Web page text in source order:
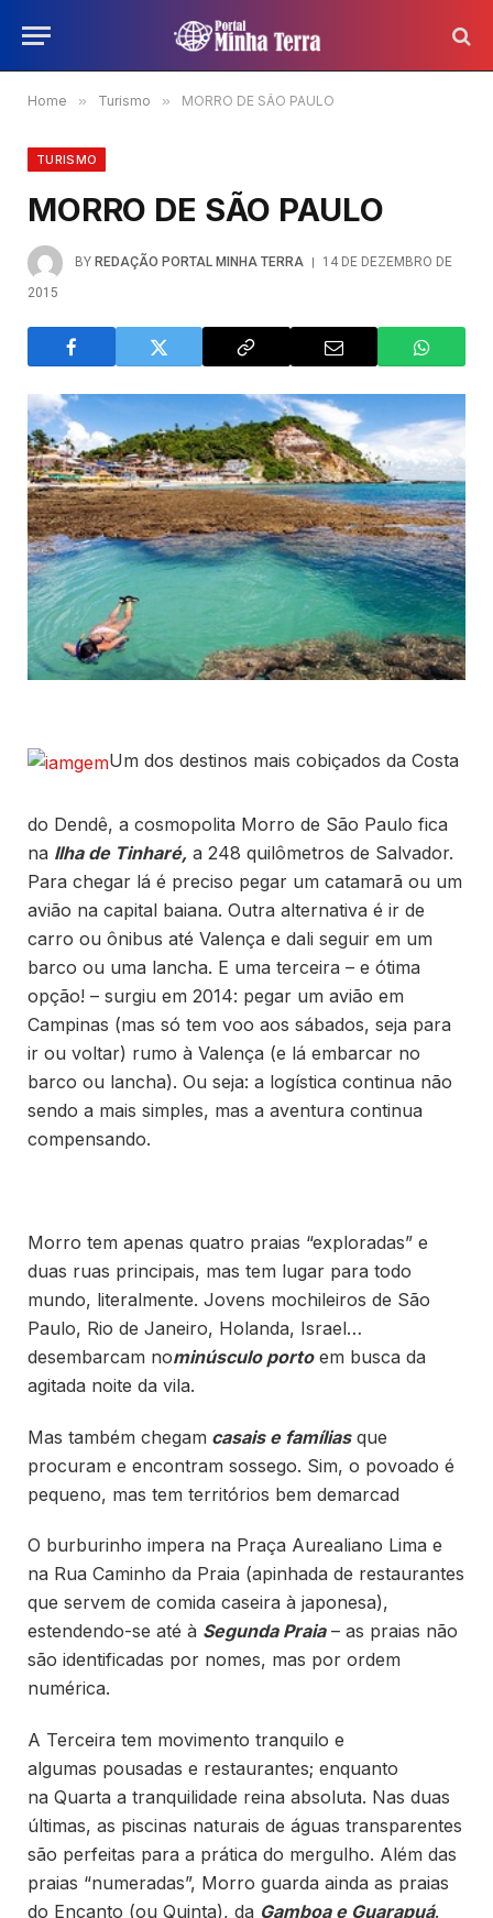
Home » Turismo » MORRO DE SÃO PAULO
TURISMO
MORRO DE SÃO PAULO
BY REDAÇÃO PORTAL MINHA TERRA
14 DE DEZEMBRO DE
2015
Um dos destinos mais cobiçados da Costa
do Dendê, a cosmopolita Morro de São Paulo fica
na Ilha de Tinharé, a 248 quilômetros de Salvador.
Para chegar lá é preciso pegar um catamarã ou um
avião na capital baiana. Outra alternativa é ir de
carro ou ônibus até Valença e dali seguir em um
barco ou uma lancha. E uma terceira – e ótima
opção! – surgiu em 2014: pegar um avião em
Campinas (mas só tem voo aos sábados, seja para
ir ou voltar) rumo à Valença (e lá embarcar no
barco ou lancha). Ou seja: a logística continua não
sendo a mais simples, mas a aventura continua
compensando.
Morro tem apenas quatro praias “exploradas” e
duas ruas principais, mas tem lugar para todo
mundo, literalmente. Jovens mochileiros de São
Paulo, Rio de Janeiro, Holanda, Israel…
desembarcam nominúsculo portoem busca da
agitada noite da vila.
Mas também chegam casais e famíliasque
procuram e encontram sossego. Sim, o povoado é
pequeno, mas tem territórios bem demarcad
O burburinho impera na Praça Aurealiano Lima e
na Rua Caminho da Praia (apinhada de restaurantes
que servem de comida caseira à japonesa),
estendendo-se até à Segunda Praia– as praias não
são identificadas por nomes, mas por ordem
numérica.
A Terceira tem movimento tranquilo e
algumas pousadas e restaurantes; enquanto
na Quarta a tranquilidade reina absoluta. Nas duas
últimas, as piscinas naturais de águas transparentes
são perfeitas para a prática do mergulho. Além das
praias “numeradas”, Morro guarda ainda as praias
do Encanto (ou Quinta), da Gamboa e Guarapuá.